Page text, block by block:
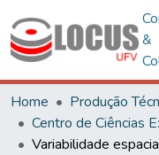
&
Home
Produção